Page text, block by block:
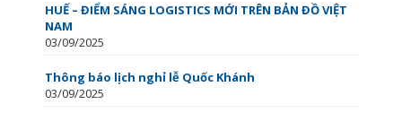
HUẾ – ĐIỂM SÁNG LOGISTICS MỚI TRÊN BẢN ĐỒ VIỆT
NAM
03/09/2025
Thông báo lịch nghỉ lễ Quốc Khánh
03/09/2025